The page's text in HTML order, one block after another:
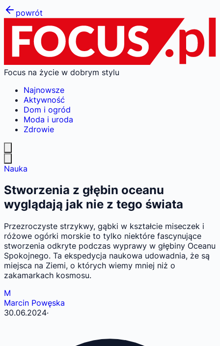
powrót
Focus na życie w dobrym stylu
Najnowsze
Aktywność
Dom i ogród
Moda i uroda
Zdrowie
Nauka
Stworzenia z głębin oceanu
wyglądają jak nie z tego świata
Przezroczyste strzykwy, gąbki w kształcie miseczek i
różowe ogórki morskie to tylko niektóre fascynujące
stworzenia odkryte podczas wyprawy w głębiny Oceanu
Spokojnego. Ta ekspedycja naukowa udowadnia, że są
miejsca na Ziemi, o których wiemy mniej niż o
zakamarkach kosmosu.
M
Marcin Powęska
30.06.2024·